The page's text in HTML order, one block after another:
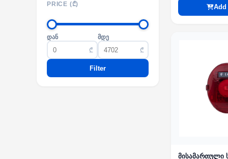
PRICE (₾)
დან
₾
მდე
₾
Filter
Add
მისამართული